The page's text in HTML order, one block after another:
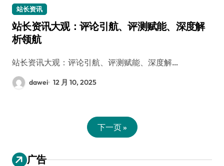
站长资讯
站长资讯大观：评论引航、评测赋能、深度解
析领航
站长资讯大观：评论引航、评测赋能、深度解…
dawei 12 月 10, 2025
下一页 »
广告